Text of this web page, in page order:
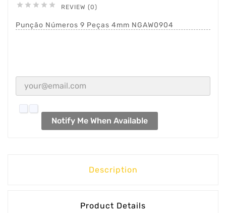
     REVIEW (0)
Punção Números 9 Peças 4mm NGAW0904
Notify Me When Available
Description
Product Details